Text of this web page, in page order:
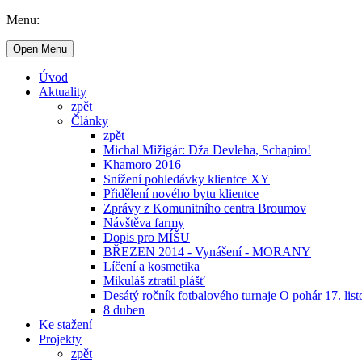
Menu:
Open Menu
Úvod
Aktuality
zpět
Články
zpět
Michal Mižigár: Dža Devleha, Schapiro!
Khamoro 2016
Snížení pohledávky klientce XY
Přidělení nového bytu klientce
Zprávy z Komunitního centra Broumov
Návštěva farmy
Dopis pro MÍŠU
BŘEZEN 2014 - Vynášení - MORANY
Líčení a kosmetika
Mikuláš ztratil plášť
Desátý ročník fotbalového turnaje O pohár 17.
8 duben
Ke stažení
Projekty
zpět